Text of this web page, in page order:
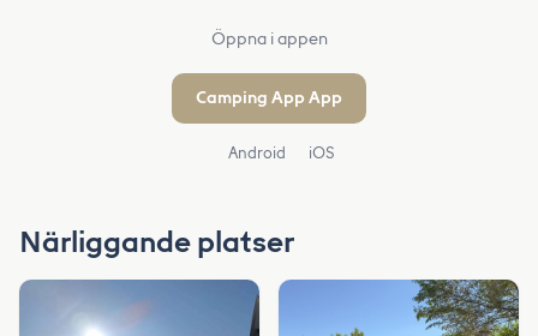
Öppna i appen
Camping App App
Android iOS
Närliggande platser